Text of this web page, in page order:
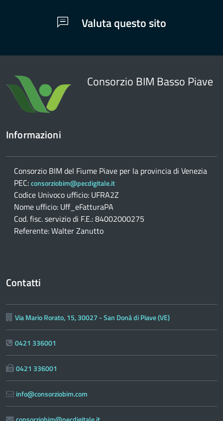
Valuta questo sito
Consorzio BIM Basso Piave
Informazioni
Consorzio BIM del Fiume Piave per la provincia di Venezia
PEC:consorziobim@pecdigitale.it
Codice Univoco ufficio: UFRA2Z
Nome ufficio: Uff_eFatturaPA
Cod. fisc. servizio di F.E.: 84002000275
Referente: Walter Zanutto
Contatti
Via Mario Rorato, 15, 30027 - San Donà di Piave (VE)
0421 336001
0421 336001
info@consorziobim.com